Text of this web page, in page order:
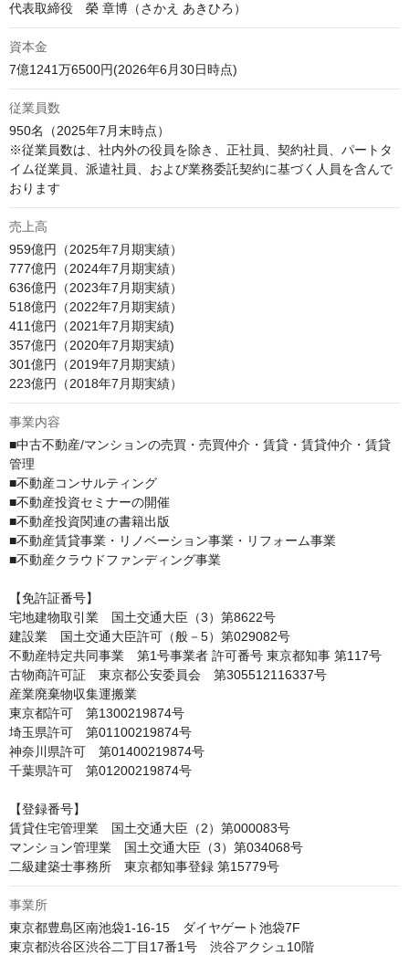
代表取締役　榮 章博（さかえ あきひろ）
資本金
7億1241万6500円(2026年6月30日時点)
従業員数
950名（2025年7月末時点）
※従業員数は、社内外の役員を除き、正社員、契約社員、パートタ
イム従業員、派遣社員、および業務委託契約に基づく人員を含んで
おります
売上高
959億円（2025年7月期実績）
777億円（2024年7月期実績）
636億円（2023年7月期実績）
518億円（2022年7月期実績）
411億円（2021年7月期実績)
357億円（2020年7月期実績)
301億円（2019年7月期実績）
事業内容
■中古不動産/マンションの売買・売買仲介・賃貸・賃貸仲介・賃貸
管理
■不動産コンサルティング
■不動産投資セミナーの開催
■不動産投資関連の書籍出版
■不動産賃貸事業・リノベーション事業・リフォーム事業
■不動産クラウドファンディング事業
【免許証番号】
宅地建物取引業 国土交通大臣（3）第8622号
建設業　国土交通大臣許可（般－5）第029082号
不動産特定共同事業 第1号事業者 許可番号 東京都知事 第117号
古物商許可証　東京都公安委員会　第305512116337号
産業廃棄物収集運搬業
東京都許可 第1300219874号
埼玉県許可 第01100219874号
神奈川県許可 第01400219874号
千葉県許可 第01200219874号
【登録番号】
賃貸住宅管理業 国土交通大臣（2）第000083号
マンション管理業　国土交通大臣（3）第034068号
事業所
東京都豊島区南池袋1-16-15　ダイヤゲート池袋7F
東京都渋谷区渋谷二丁目17番1号　渋谷アクシュ10階